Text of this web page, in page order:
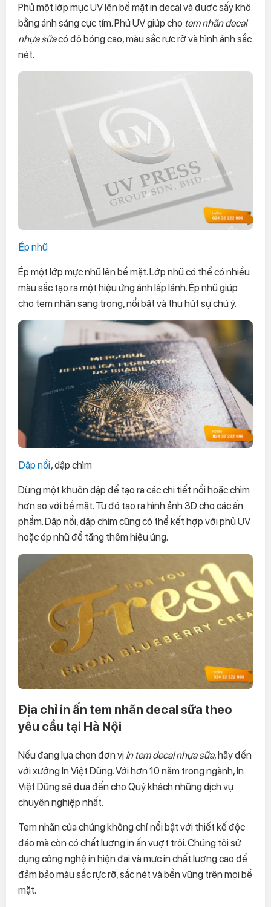
Phủ một lớp mực UV lên bề mặt in decal và được sấy khô
bằng ánh sáng cực tím. Phủ UV giúp cho tem nhãn decal
nhựa sữacó độ bóng cao, màu sắc rực rỡ và hình ảnh sắc
nét.
Ép nhũ
Ép một lớp mực nhũ lên bề mặt. Lớp nhũ có thể có nhiều
màu sắc tạo ra một hiệu ứng ánh lấp lánh. Ép nhũ giúp
cho tem nhãn sang trọng, nổi bật và thu hút sự chú ý.
Dập nổi, dập chìm
Dùng một khuôn dập để tạo ra các chi tiết nổi hoặc chìm
hơn so với bề mặt. Từ đó tạo ra hình ảnh 3D cho các ấn
phẩm. Dập nổi, dập chìm cũng có thể kết hợp với phủ UV
hoặc ép nhũ để tăng thêm hiệu ứng.
Địa chỉ in ấn tem nhãn decal sữa theo
yêu cầu tại Hà Nội
Nếu đang lựa chọn đơn vị in tem decal nhựa sữa, hãy đến
với xưởng In Việt Dũng. Với hơn 10 năm trong ngành, In
Việt Dũng sẽ đưa đến cho Quý khách những dịch vụ
chuyên nghiệp nhất.
Tem nhãn của chúng không chỉ nổi bật với thiết kế độc
đáo mà còn có chất lượng in ấn vượt trội. Chúng tôi sử
dụng công nghệ in hiện đại và mực in chất lượng cao để
đảm bảo màu sắc rực rỡ, sắc nét và bền vững trên mọi bề
mặt.